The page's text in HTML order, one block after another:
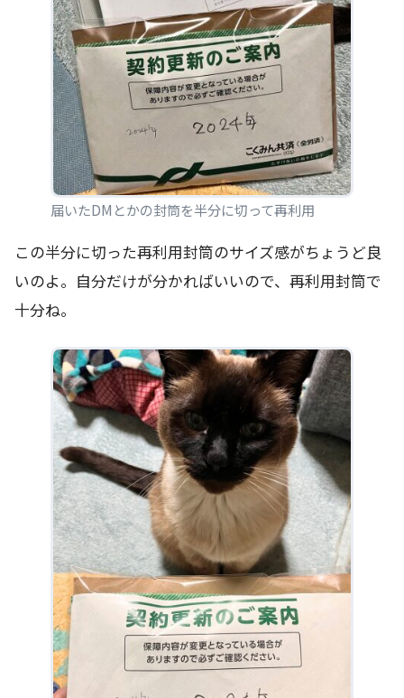
届いたDMとかの封筒を半分に切って再利用
この半分に切った再利用封筒のサイズ感がちょうど良
いのよ。自分だけが分かればいいので、再利用封筒で
十分ね。